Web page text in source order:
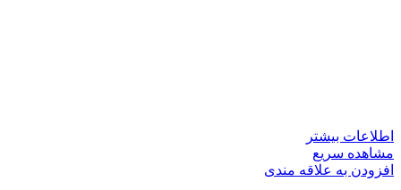
اطلاعات بیشتر
مشاهده سریع
افزودن به علاقه مندی